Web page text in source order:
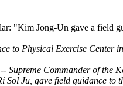
"Kim Jong-Un gave a field
to Physical Exercise Center
Supreme Commander of the
Sol Ju, gave field guidance to